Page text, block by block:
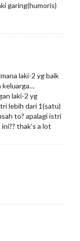
garing(humoris)
laki-2 yg baik
keluarga…
laki-2 yg
lebih dari 1(satu)
to? apalagi istri
thak’s a lot